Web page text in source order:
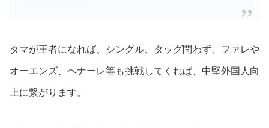
タマが王者になれば、シングル、タッグ問わず、ファレや
オーエンズ、ヘナーレ等も挑戦してくれば、中堅外国人向
上に繋がります。